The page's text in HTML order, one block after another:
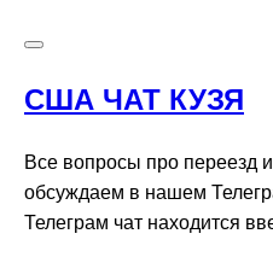
США ЧАТ КУЗЯ
Все вопросы про переезд
обсуждаем в нашем
Телеграм чат находится